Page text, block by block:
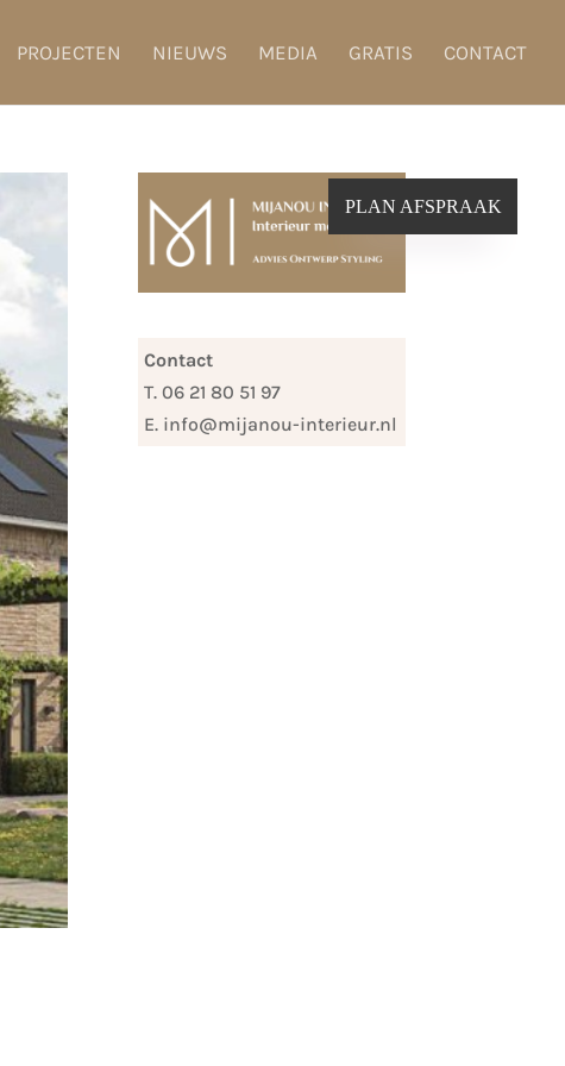
PROJECTEN NIEUWS MEDIA GRATIS CONTACT
Contact
T. 06 21 80 51 97
E. info@mijanou-interieur.nl
PLAN AFSPRAAK